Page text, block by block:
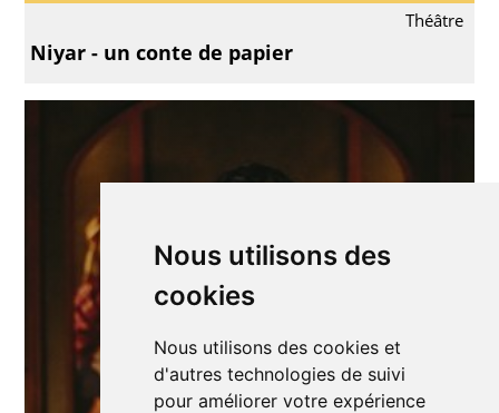
Nous utilisons des
cookies
Nous utilisons des cookies et
d'autres technologies de suivi
pour améliorer votre expérience
Théâtre
Niyar - un conte de papier